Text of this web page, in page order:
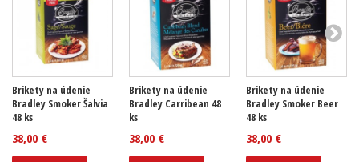
Brikety na údenie
Bradley Smoker Šalvia
48 ks
38,00 €
Brikety na údenie
Bradley Carribean 48
ks
38,00 €
Brikety na údenie
Bradley Smoker Beer
48 ks
38,00 €